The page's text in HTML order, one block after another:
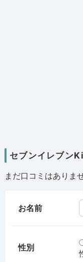
セブンイレブン
まだ口コミはありませ
お名前
性別